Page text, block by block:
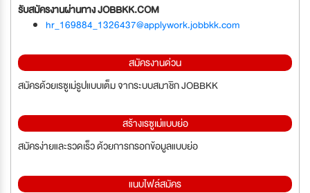
รับสมัครงานผ่านทาง JOBBKK.COM
hr_169884_1326437@applywork.jobbkk.com
สมัครงานด่วน
สมัครด้วยเรซูเม่รูปแบบเต็ม จากระบบสมาชิก JOBBKK
สร้างเรซูเม่แบบย่อ
สมัครง่ายและรวดเร็ว ด้วยการกรอกข้อมูลแบบย่อ
แนบไฟล์สมัคร